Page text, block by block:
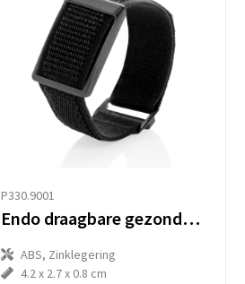
P330.9001
Endo draagbare gezondheidstracker
ABS, Zinklegering
4.2 x 2.7 x 0.8 cm